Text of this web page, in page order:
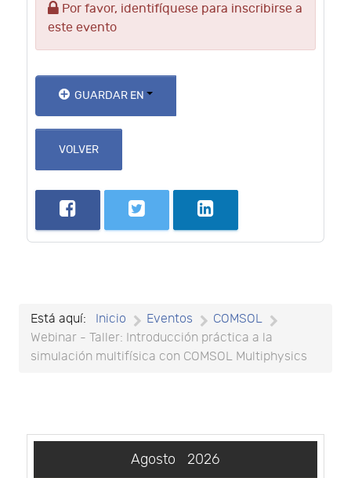
Por favor, identifíquese para inscribirse a
este evento
GUARDAR EN
VOLVER
Está aquí: Inicio Eventos
COMSOL
Webinar - Taller: Introducción práctica a la
simulación multifísica con COMSOL Multiphysics
Agosto 2026